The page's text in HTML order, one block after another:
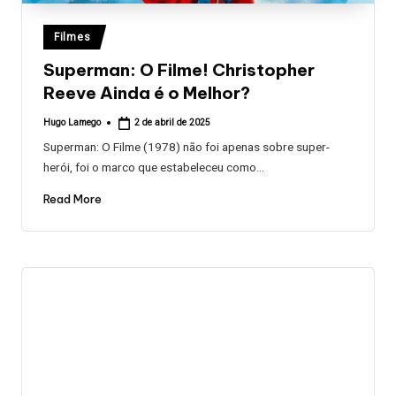
Posted
in
Filmes
Superman: O Filme! Christopher
Reeve Ainda é o Melhor?
Posted
Hugo Lamego 2 de abril de 2025
Superman: O Filme (1978) não foi apenas sobre super-
herói, foi o marco que estabeleceu como…
Read More